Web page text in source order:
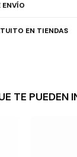
ENVÍO
EN TIENDAS
TE PUEDEN